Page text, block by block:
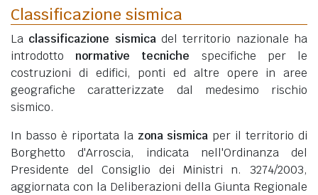
Classificazione sismica
La classificazione sismicadel territorio nazionale ha
introdotto normative tecniche specifiche per le
costruzioni di edifici, ponti ed altre opere in aree
geografiche caratterizzate dal medesimo rischio
sismico.
In basso è riportata la zona sismica per il territorio di
Borghetto d'Arroscia, indicata nell'Ordinanza del
Presidente del Consiglio dei Ministri n. 3274/2003,
aggiornata con la Deliberazioni della Giunta Regionale